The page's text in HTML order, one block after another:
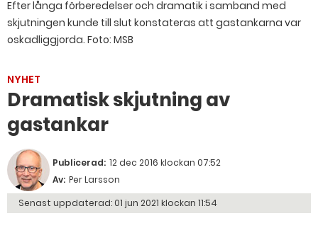
Efter långa förberedelser och dramatik i samband med
skjutningen kunde till slut konstateras att gastankarna var
oskadliggjorda. Foto: MSB
NYHET
Dramatisk skjutning av
gastankar
Publicerad: 12 dec 2016 klockan 07:52
Av: Per Larsson
Senast uppdaterad: 01 jun 2021 klockan 11:54